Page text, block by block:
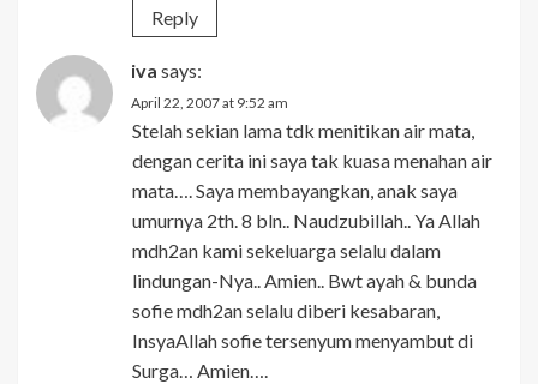
Reply
iva says:
April 22, 2007 at 9:52 am
Stelah sekian lama tdk menitikan air mata,
dengan cerita ini saya tak kuasa menahan air
mata…. Saya membayangkan, anak saya
umurnya 2th. 8 bln.. Naudzubillah.. Ya Allah
mdh2an kami sekeluarga selalu dalam
lindungan-Nya.. Amien.. Bwt ayah & bunda
sofie mdh2an selalu diberi kesabaran,
InsyaAllah sofie tersenyum menyambut di
Surga… Amien….